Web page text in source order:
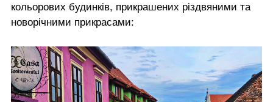
кольорових будинків, прикрашених різдвяними та
новорічними прикрасами: